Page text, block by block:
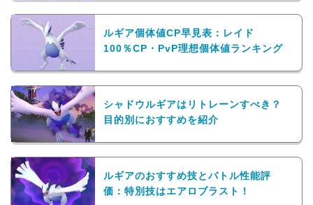
ルギア個体値CP早見表：レイド
100％CP・PvP理想個体値ランキング
シャドウルギアはリトレーンすべき？
目的別におすすめを紹介
ルギアのおすすめ技とバトル性能評
価：特別技はエアロブラスト！